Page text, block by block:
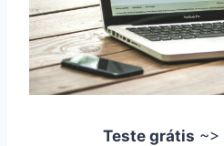
Teste grátis ~>